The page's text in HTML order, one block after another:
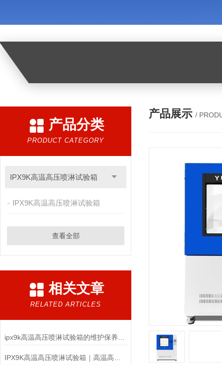
产品分类
PRODUCT CATEGORY
IPX9K高温高压喷淋试验箱
IPX9K高温高压喷淋试验箱
查看全部
相关文章
RELATED ARTICLES
ipx9k高温高压喷淋试验箱的维护保养你了解多少？
产品展示 /